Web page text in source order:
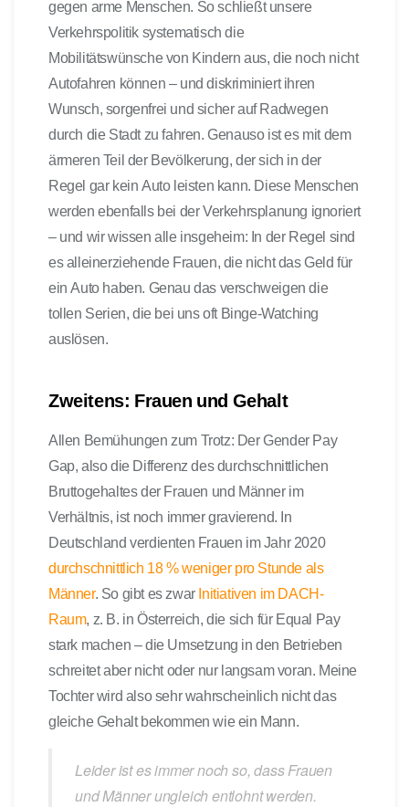
gegen arme Menschen. So schließt unsere
Verkehrspolitik systematisch die
Mobilitätswünsche von Kindern aus, die noch nicht
Autofahren können – und diskriminiert ihren
Wunsch, sorgenfrei und sicher auf Radwegen
durch die Stadt zu fahren. Genauso ist es mit dem
ärmeren Teil der Bevölkerung, der sich in der
Regel gar kein Auto leisten kann. Diese Menschen
werden ebenfalls bei der Verkehrsplanung ignoriert
– und wir wissen alle insgeheim: In der Regel sind
es alleinerziehende Frauen, die nicht das Geld für
ein Auto haben. Genau das verschweigen die
tollen Serien, die bei uns oft Binge-Watching
auslösen.
Zweitens: Frauen und Gehalt
Allen Bemühungen zum Trotz: Der Gender Pay
Gap, also die Differenz des durchschnittlichen
Bruttogehaltes der Frauen und Männer im
Verhältnis, ist noch immer gravierend. In
Deutschland verdienten Frauen im Jahr 2020
durchschnittlich 18 % weniger pro Stunde als
Männer. So gibt es zwarInitiativen im DACH-
Raum, z. B. in Österreich, die sich für Equal Pay
stark machen – die Umsetzung in den Betrieben
schreitet aber nicht oder nur langsam voran. Meine
Tochter wird also sehr wahrscheinlich nicht das
gleiche Gehalt bekommen wie ein Mann.
Leider ist es immer noch so, dass Frauen
und Männer ungleich entlohnt werden.